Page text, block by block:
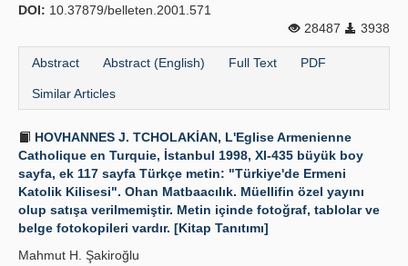
DOI: 10.37879/belleten.2001.571
28487
3938
Abstract Abstract (English) Full Text PDF
Similar Articles
HOVHANNES J. TCHOLAKİAN, L'Eglise Armenienne
Catholique en Turquie, İstanbul 1998, XI-435 büyük boy
sayfa, ek 117 sayfa Türkçe metin: "Türkiye'de Ermeni
Katolik Kilisesi". Ohan Matbaacılık. Müellifin özel yayını
olup satışa verilmemiştir. Metin içinde fotoğraf, tablolar ve
belge fotokopileri vardır. [Kitap Tanıtımı]
Mahmut H. Şakiroğlu